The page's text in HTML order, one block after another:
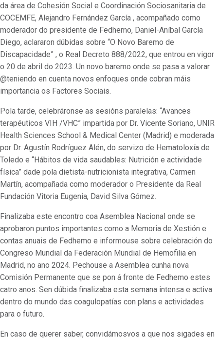
da área de Cohesión Social e Coordinación Sociosanitaria de
COCEMFE, Alejandro Fernández García , acompañado como
moderador do presidente de Fedhemo, Daniel-Aníbal García
Diego, aclararon dúbidas sobre “O Novo Baremo de
Discapacidade” , o Real Decreto 888/2022, que entrou en vigor
o 20 de abril do 2023. Un novo baremo onde se pasa a valorar
@teniendo en cuenta novos enfoques onde cobran máis
importancia os Factores Sociais.
Pola tarde, celebráronse as sesións paralelas: “Avances
terapéuticos VIH /VHC” impartida por Dr. Vicente Soriano, UNIR
Health Sciences School & Medical Center (Madrid) e moderada
por Dr. Agustín Rodríguez Alén, do servizo de Hematoloxía de
Toledo e “Hábitos de vida saudables: Nutrición e actividade
física” dade pola dietista-nutricionista integrativa, Carmen
Martín, acompañada como moderador o Presidente da Real
Fundación Vitoria Eugenia, David Silva Gómez.
Finalizaba este encontro coa Asemblea Nacional onde se
aprobaron puntos importantes como a Memoria de Xestión e
contas anuais de Fedhemo e informouse sobre celebración do
Congreso Mundial da Federación Mundial de Hemofilia en
Madrid, no ano 2024. Pechouse a Asemblea cunha nova
Comisión Permanente que se pon á fronte de Fedhemo estes
catro anos. Sen dúbida finalizaba esta semana intensa e activa
dentro do mundo das coagulopatías con plans e actividades
para o futuro.
En caso de querer saber, convidámosvos a que nos sigades en